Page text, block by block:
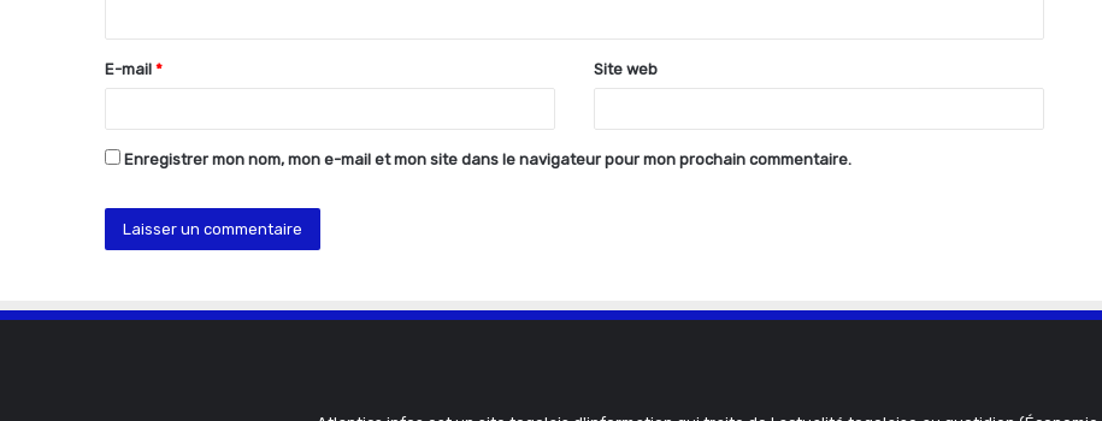
e
*
E-mail * Site web
Enregistrer mon nom, mon e-mail et mon site dans le navigateur pour mon prochain commentaire.